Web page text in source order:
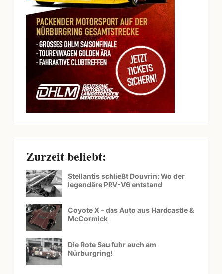
Zurzeit beliebt:
Stellantis schließt Douvrin: Wo der
legendäre PRV-V6 entstand
Coyote X – das Auto aus Hardcastle &
McCormick
Die Rote Sau fuhr auch am
Nürburgring!